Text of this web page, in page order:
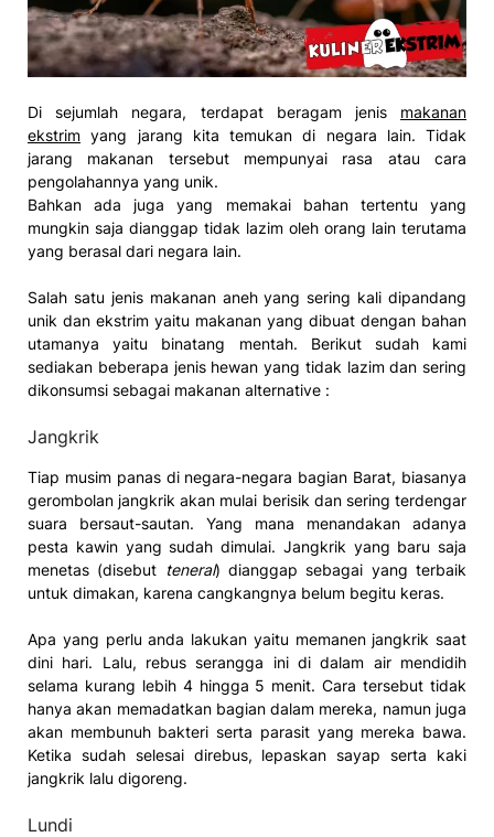
Di sejumlah negara, terdapat beragam jenis makanan
ekstrim yang jarang kita temukan di negara lain. Tidak
jarang makanan tersebut mempunyai rasa atau cara
pengolahannya yang unik.
Bahkan ada juga yang memakai bahan tertentu yang
mungkin saja dianggap tidak lazim oleh orang lain terutama
yang berasal dari negara lain.
Salah satu jenis makanan aneh yang sering kali dipandang
unik dan ekstrim yaitu makanan yang dibuat dengan bahan
utamanya yaitu binatang mentah. Berikut sudah kami
sediakan beberapa jenis hewan yang tidak lazim dan sering
dikonsumsi sebagai makanan alternative :
Jangkrik
Tiap musim panas di negara-negara bagian Barat, biasanya
gerombolan jangkrik akan mulai berisik dan sering terdengar
suara bersaut-sautan. Yang mana menandakan adanya
pesta kawin yang sudah dimulai. Jangkrik yang baru saja
menetas (disebut teneral) dianggap sebagai yang terbaik
untuk dimakan, karena cangkangnya belum begitu keras.
Apa yang perlu anda lakukan yaitu memanen jangkrik saat
dini hari. Lalu, rebus serangga ini di dalam air mendidih
selama kurang lebih 4 hingga 5 menit. Cara tersebut tidak
hanya akan memadatkan bagian dalam mereka, namun juga
akan membunuh bakteri serta parasit yang mereka bawa.
Ketika sudah selesai direbus, lepaskan sayap serta kaki
jangkrik lalu digoreng.
Lundi